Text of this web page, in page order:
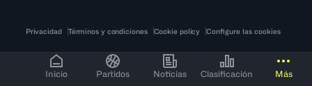
Inicio Partidos Noticias Clasificación Más
Privacidad Términos y condiciones Cookie policy Configure las cookies